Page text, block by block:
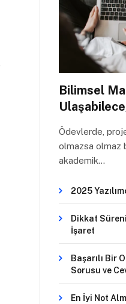
Bilimsel
Ödevlerde,
olmazsa olmaz
akademik…
2025
Dikkat
İşaret
Başarılı Bir
Sorusu ve
En İyi Not